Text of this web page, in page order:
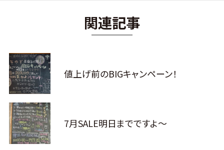
関連記事
値上げ前のBIGキャンペーン！
7月SALE明日までですよ～